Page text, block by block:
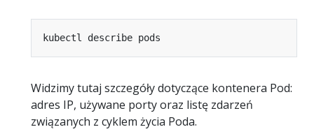
Widzimy tutaj szczegóły dotyczące kontenera Pod:
adres IP, używane porty oraz listę zdarzeń
związanych z cyklem życia Poda.